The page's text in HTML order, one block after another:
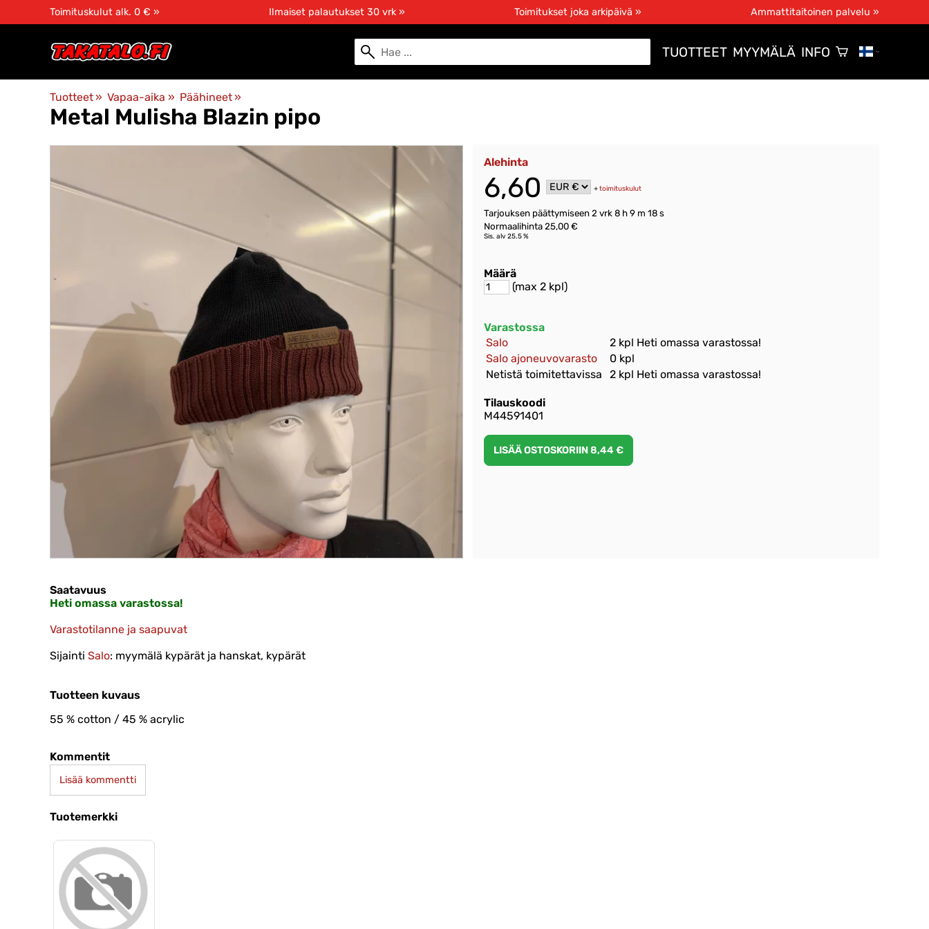
Toimituskulut alk. 0 € » Ilmaiset palautukset 30 vrk » Toimitukset joka arkipäivä » Ammattitaitoinen palvelu »
TUOTTEET MYYMÄLÄ INFO
Tuotteet ‪» Vapaa-aika ‪» Päähineet ‪»
Metal Mulisha Blazin pipo
Alehinta
6,60 +toimituskulut
Tarjouksen päättymiseen 2 vrk 8 h 9 m 18 s
Normaalihinta 25,00 €
Sis. alv 25.5 %
Määrä
(max 2 kpl)
Varastossa
Salo
2 kpl Heti omassa varastossa!
Salo ajoneuvovarasto
0 kpl
Netistä toimitettavissa
2 kpl Heti omassa varastossa!
Tilauskoodi
M44591401
Saatavuus
Heti omassa varastossa!
Varastotilanne ja saapuvat
Sijainti Salo: myymälä kypärät ja hanskat, kypärät
Tuotteen kuvaus
55 % cotton / 45 % acrylic
Kommentit
Lisää kommentti
Tuotemerkki